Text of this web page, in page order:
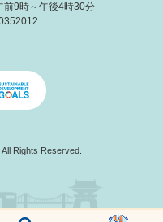
9時～午後4時30分
Rights Reserved.